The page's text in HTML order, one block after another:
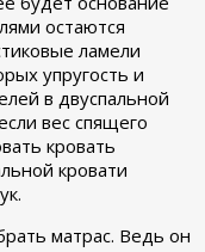
остаются
ламели
упругость и
в двуспальной
вес спящего
кровать
кровати
матрас. Ведь он